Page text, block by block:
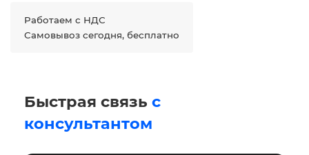
Работаем с НДС
Самовывоз сегодня, бесплатно
Быстрая связь с
консультантом